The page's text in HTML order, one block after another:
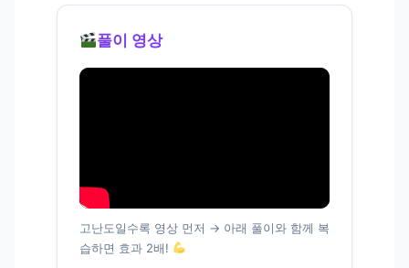
풀이 영상
고난도일수록 영상 먼저 → 아래 풀이와 함께 복
습하면 효과 2배!